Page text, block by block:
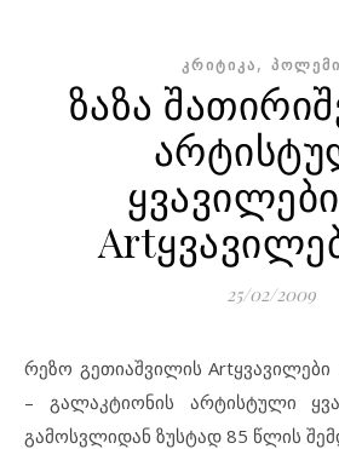
ᲙᲠᲘᲢᲘᲙᲐ,
ზაზა
25/02/2009
რეზო გეთიაშვილის
– გალაკტიონის არტისტული
გამოსვლიდან ზუსტად 85 წლის